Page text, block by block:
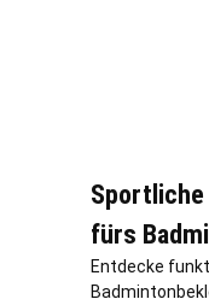
Sportliche
fürs
Entdecke